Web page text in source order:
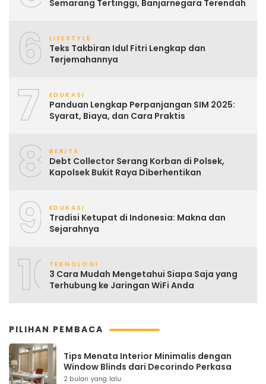
Semarang Tertinggi, Banjarnegara Terendah
6 LIFESTYLE
Teks Takbiran Idul Fitri Lengkap dan
Terjemahannya
7 EDUKASI
Panduan Lengkap Perpanjangan SIM 2025:
Syarat, Biaya, dan Cara Praktis
8 BERITA
Debt Collector Serang Korban di Polsek,
Kapolsek Bukit Raya Diberhentikan
9 EDUKASI
Tradisi Ketupat di Indonesia: Makna dan
Sejarahnya
10TEKNOLOGI
3 Cara Mudah Mengetahui Siapa Saja yang
Terhubung ke Jaringan WiFi Anda
PILIHAN PEMBACA
Tips Menata Interior Minimalis dengan
Window Blinds dari Decorindo Perkasa
2 bulan yang lalu